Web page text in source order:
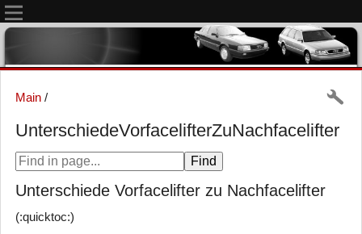
Main /
UnterschiedeVorfacelifterZuNachfacelifter
Unterschiede Vorfacelifter zu Nachfacelifter
(:quicktoc:)